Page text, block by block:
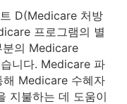
D(Medicare 처방
프로그램의 별
분의 Medicare
니다. Medicare 파
해 Medicare 수혜자
지불하는 데 도움이